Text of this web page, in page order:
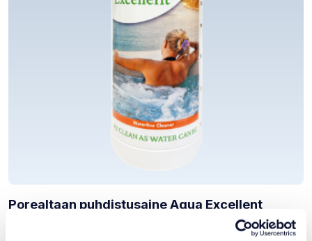
Porealtaan puhdistusaine Aqua Excellent